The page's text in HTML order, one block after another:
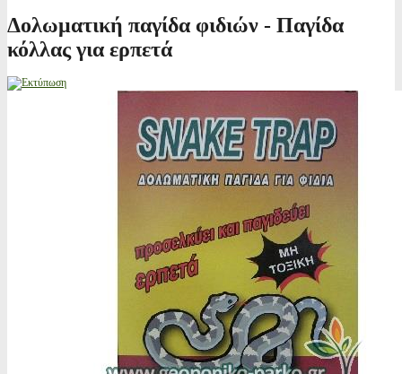
Δολωματική παγίδα φιδιών - Παγίδα
κόλλας για ερπετά